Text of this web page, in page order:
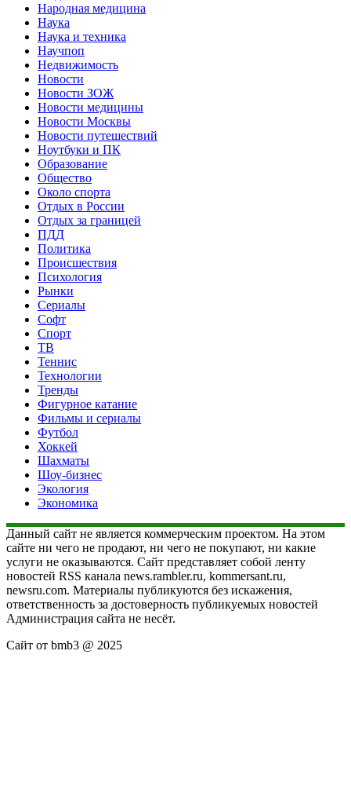
Народная медицина
Наука
Наука и техника
Научпоп
Недвижимость
Новости
Новости ЗОЖ
Новости медицины
Новости Москвы
Новости путешествий
Ноутбуки и ПК
Образование
Общество
Около спорта
Отдых в России
Отдых за границей
ПДД
Политика
Происшествия
Психология
Рынки
Сериалы
Софт
Спорт
ТВ
Теннис
Технологии
Тренды
Фигурное катание
Фильмы и сериалы
Футбол
Хоккей
Шахматы
Шоу-бизнес
Экология
Экономика
Данный сайт не является коммерческим проектом. На этом
сайте ни чего не продают, ни чего не покупают, ни какие
услуги не оказываются. Сайт представляет собой ленту
новостей RSS канала news.rambler.ru, kommersant.ru,
newsru.com. Материалы публикуются без искажения,
ответственность за достоверность публикуемых новостей
Администрация сайта не несёт.
Сайт от bmb3 @ 2025